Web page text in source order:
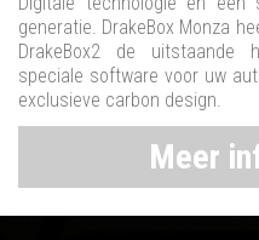
generatie. DrakeBox Monza
DrakeBox2 de uitstaande
speciale software voor uw
exclusieve carbon design.
Meer